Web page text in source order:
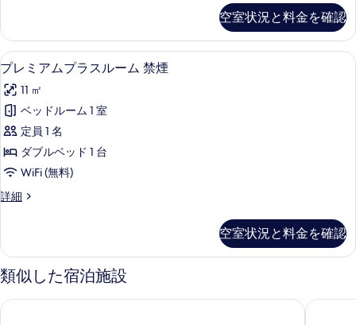
る
て
の
写
真
を
表
示
す
る
Smoking
の
詳
空室状況と料金を確認
プ
レ
ミ
ア
ム
プ
ス
ー
ム
禁
煙
デスク、アイロン / アイロン台、
15
プレミアムプラスルーム 禁煙
11 ㎡
ベッドルーム 1 室
定員 1 名
ダブルベッド 1 台
WiFi (無料)
詳細
プ
ム
プ
ラ
ル
空室状況と料金を確認
類似した宿泊施設
東横 INN 南町田 アパホ